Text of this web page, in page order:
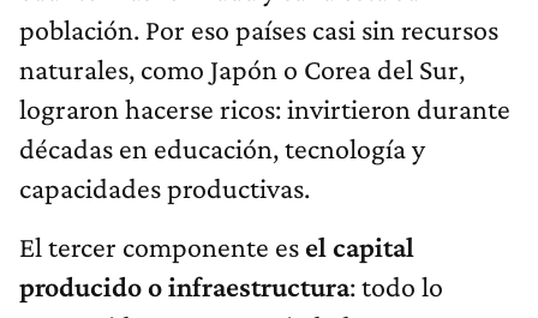
población. Por eso países casi sin recursos
naturales, como Japón o Corea del Sur,
lograron hacerse ricos: invirtieron durante
décadas en educación, tecnología y
capacidades productivas.
El tercer componente es el capital
producido o infraestructura: todo lo